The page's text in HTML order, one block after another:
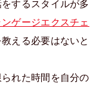
するスタイルが多
ゲージエクスチェ
える必要はないと
れた時間を自分の